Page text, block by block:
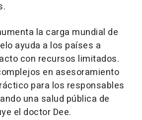
la carga mundial de
ayuda a los países a
con recursos limitados.
en asesoramiento
para los responsables
una salud pública de
el doctor Dee.